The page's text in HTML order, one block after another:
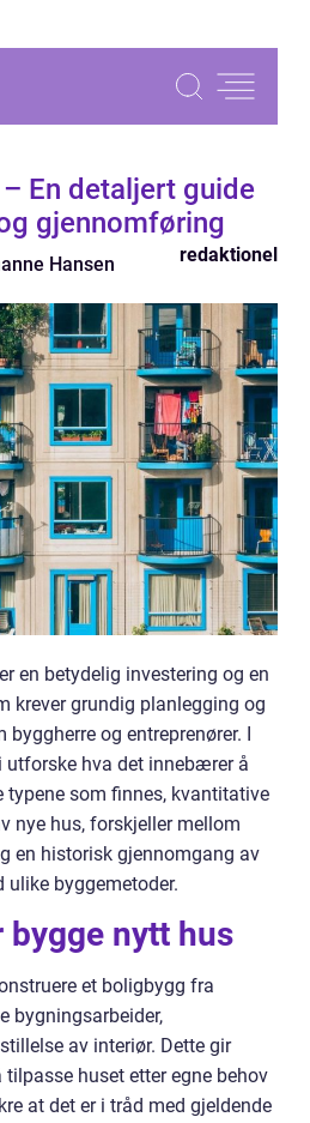
En detaljert guide
gjennomføring
Hansen redaktionel
en betydelig investering og en
krever grundig planlegging og
og entreprenører. I
utforske hva det innebærer å
typene som finnes, kvantitative
nye hus, forskjeller mellom
en historisk gjennomgang av
ulike byggemetoder.
bygge nytt hus
et boligbygg fra
bygningsarbeider,
av interiør. Dette gir
huset etter egne behov
at det er i tråd med gjeldende